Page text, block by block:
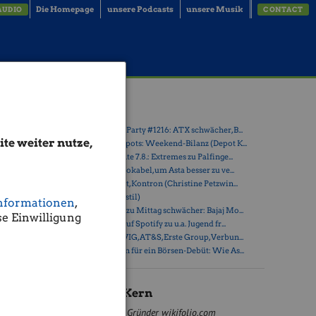
weiter nutze,
,
Einwilligung
Die Homepage unsere Podcasts unsere Musik CONTACT
Der
auch
Mio.
und
die
bei
2019
» Wiener Börse Party #1216: ATX schwächer, B...
» Österreich-Depots: Weekend-Bilanz (Depot K...
» Börsegeschichte 7.8.: Extremes zu Palfinge...
» Nachlese: 10 Vokabel, um Asta besser zu ve...
» PIR-News: Post, Kontron (Christine Petzwin...
» (Christian Drastil)
» Wiener Börse zu Mittag schwächer: Bajaj Mo...
» Börse-Inputs auf Spotify zu u.a. Jugend fr...
» ATX-Trends: VIG, AT&S, Erste Group, Verbun...
» Zehn Vokabeln für ein Börsen-Debüt: Wie As...
Andreas Kern
Gründer wikifolio.com